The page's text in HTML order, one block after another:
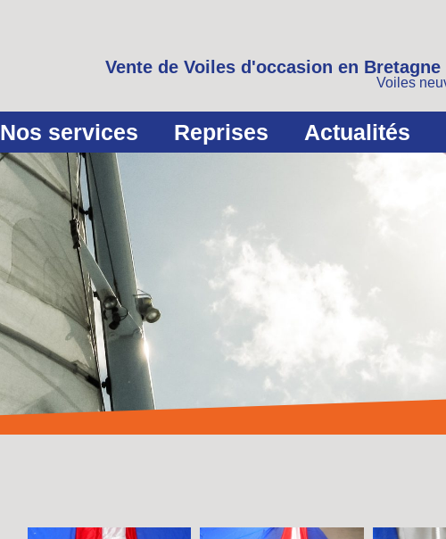
Vente de Voiles d'occasion en
Voiles
Nos services Reprises Actualités